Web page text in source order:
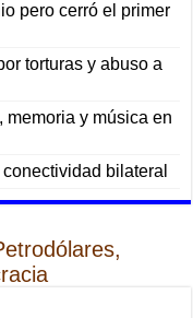
pero cerró el primer
torturas y abuso a
memoria y música en
bilateral